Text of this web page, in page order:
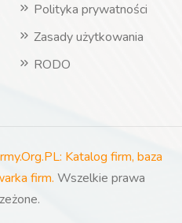
Polityka prywatności
Zasady użytkowania
RODO
Katalog firm, baza
firm. Wszelkie prawa